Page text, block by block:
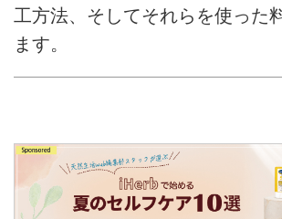
工方法、そしてそれらを使った
ます。